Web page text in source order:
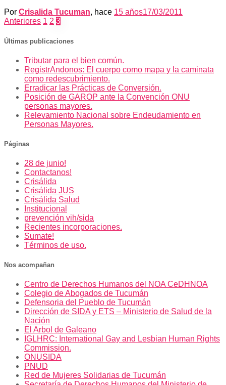
Por Crisalida Tucuman, hace 15 años17/03/2011
Paginación
de
Anteriores 1 2 3
Últimas publicaciones
Tributar para el bien común.
RegistrAndonos: El cuerpo como mapa y la caminata
como redescubrimiento.
Erradicar las Prácticas de Conversión.
Posición de GAROP ante la Convención ONU
personas mayores.
Relevamiento Nacional sobre Endeudamiento en
Personas Mayores.
Páginas
28 de junio!
Contactanos!
Crisálida
Crisálida JUS
Crisálida Salud
Institucional
prevención vih/sida
Recientes incorporaciones.
Sumate!
Términos de uso.
Nos acompañan
Centro de Derechos Humanos del NOA CeDHNOA
Colegio de Abogados de Tucumán
Defensoria del Pueblo de Tucumán
Dirección de SIDA y ETS – Ministerio de Salud de la
Nación
El Arbol de Galeano
IGLHRC: International Gay and Lesbian Human Rights
Commission.
ONUSIDA
PNUD
Red de Mujeres Solidarias de Tucumán